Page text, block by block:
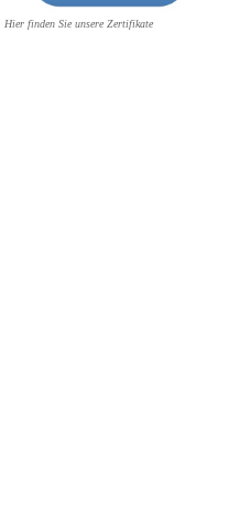
Hier finden Sie unsere Zertifikate